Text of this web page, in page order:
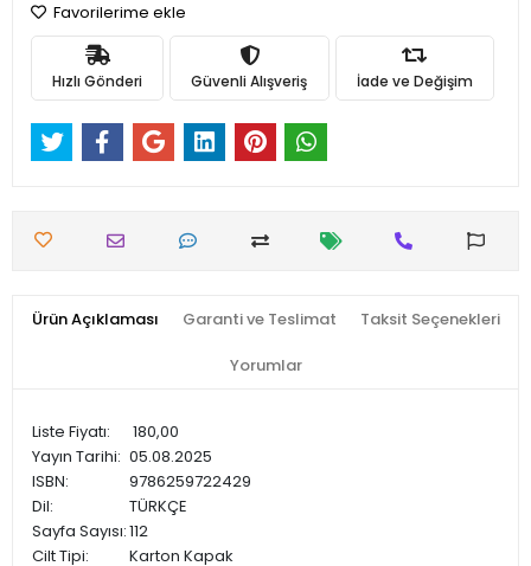
Favorilerime ekle
Hızlı Gönderi Güvenli Alışveriş İade ve Değişim
Ürün Açıklaması Garanti ve Teslimat Taksit Seçenekleri
Yorumlar
Liste Fiyatı:
180,00
Yayın Tarihi: 05.08.2025
ISBN:
9786259722429
Dil:
TÜRKÇE
Sayfa Sayısı:112
Cilt Tipi:
Karton Kapak